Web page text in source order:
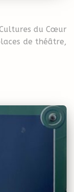
du Cœur
de théâtre,